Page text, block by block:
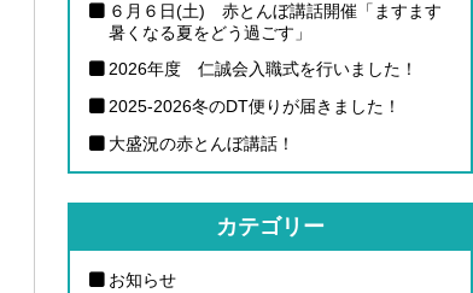
６月６日(土) 赤とんぼ講話開催「ますます
暑くなる夏をどう過ごす」
2026年度 仁誠会入職式を行いました！
2025-2026冬のDT便りが届きました！
大盛況の赤とんぼ講話！
カテゴリー
お知らせ